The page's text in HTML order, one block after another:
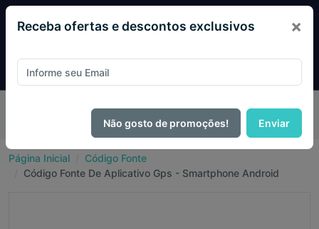
PIX e ganhe 14% OFF em todo o site no mês
de Agosto.
Página Inicial
Código Fonte
Código Fonte De Aplicativo Gps - Smartphone Android
Receba ofertas e descontos exclusivos ×
Não gosto de promoções! Enviar